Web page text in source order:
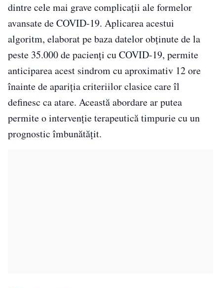
dintre cele mai grave complicații ale formelor
avansate de COVID-19. Aplicarea acestui
algoritm, elaborat pe baza datelor obținute de la
peste 35.000 de pacienți cu COVID-19, permite
anticiparea acest sindrom cu aproximativ 12 ore
înainte de apariția criteriilor clasice care îl
definesc ca atare. Această abordare ar putea
permite o intervenție terapeutică timpurie cu un
prognostic îmbunătățit.